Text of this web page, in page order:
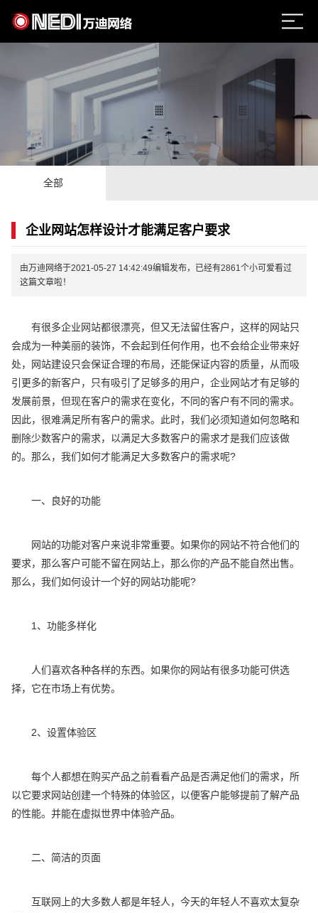
全部
企业网站怎样设计才能满足客户要求
由万迪网络于2021-05-27 14:42:49编辑发布，已经有2861个小可爱看过
这篇文章啦！
有很多企业网站都很漂亮，但又无法留住客户，这样的网站只
会成为一种美丽的装饰，不会起到任何作用，也不会给企业带来好
处，网站建设只会保证合理的布局，还能保证内容的质量，从而吸
引更多的新客户，只有吸引了足够多的用户，企业网站才有足够的
发展前景，但现在客户的需求在变化，不同的客户有不同的需求。
因此，很难满足所有客户的需求。此时，我们必须知道如何忽略和
删除少数客户的需求，以满足大多数客户的需求才是我们应该做
的。那么，我们如何才能满足大多数客户的需求呢?
一、良好的功能
网站的功能对客户来说非常重要。如果你的网站不符合他们的
要求，那么客户可能不留在网站上，那么你的产品不能自然出售。
那么，我们如何设计一个好的网站功能呢?
1、功能多样化
人们喜欢各种各样的东西。如果你的网站有很多功能可供选
择，它在市场上有优势。
2、设置体验区
每个人都想在购买产品之前看看产品是否满足他们的需求，所
以它要求网站创建一个特殊的体验区，以便客户能够提前了解产品
的性能。并能在虚拟世界中体验产品。
二、简洁的页面
互联网上的大多数人都是年轻人，今天的年轻人不喜欢太复杂